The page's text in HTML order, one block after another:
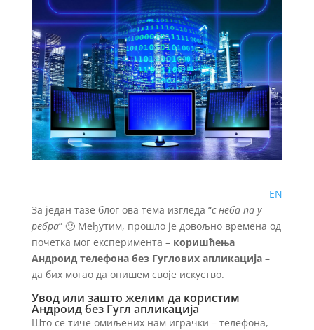
EN
За један тазе блог ова тема изгледа “с неба па у
ребра” 🙂 Међутим, прошло је довољно времена од
почетка мог експеримента – коришћења
Андроид телефона без Гуглових апликација–
да бих могао да опишем своје искуство.
Увод или зашто желим да користим
Андроид без Гугл апликација
Што се тиче омиљених нам играчки – телефона,